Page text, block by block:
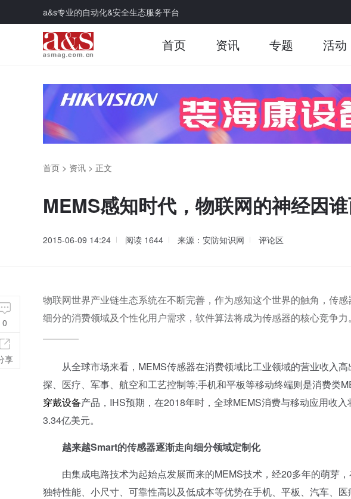
a&s专业的自动化&安全生态服务平台
首页 资讯 专题 活动
首页 > 资讯 > 正文
MEMS感知时代，物联网的神经因
2015-06-09 14:24 阅读 1644 来源：安防知识网 评论区
物联网世界产业链生态系统在不断完善，作为感知这个世界的触角，传
细分的消费领域及个性化用户需求，软件算法将成为传感器的核心竞争力。
从全球市场来看，MEMS传感器在消费领域比工业领域的营业收入高
探、医疗、军事、航空和工艺控制等;手机和平板等移动终端则是消费类
穿戴设备产品，IHS预期，在2018年时，全球MEMS消费与移动应用收
3.34亿美元。
越来越Smart的传感器逐渐走向细分领域定制化
由集成电路技术为起始点发展而来的MEMS技术，经20多年的萌芽
独特性能、小尺寸、可靠性高以及低成本等优势在手机、平板、汽车、医
0
享